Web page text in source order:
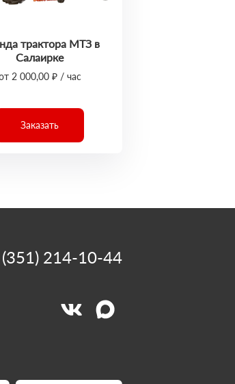
трактора МТЗ в
Салаирке
2 000,00 ₽ / час
Заказать
214-10-44